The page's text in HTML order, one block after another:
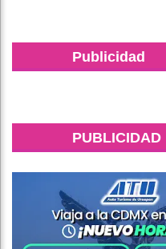
Publicidad
PUBLICIDAD